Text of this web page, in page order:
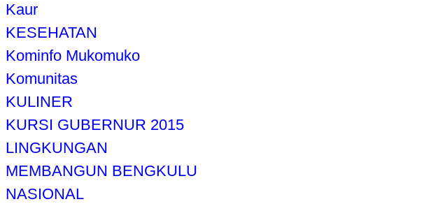
Kaur
KESEHATAN
Kominfo Mukomuko
Komunitas
KULINER
KURSI GUBERNUR 2015
LINGKUNGAN
MEMBANGUN BENGKULU
NASIONAL